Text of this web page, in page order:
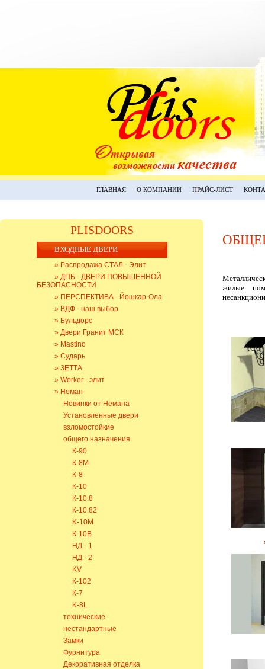
ГЛАВНАЯ О КОМПАНИИ ПРАЙС-ЛИСТ
PLISDOORS
ВХОДНЫЕ ДВЕРИ
» Распродажа СТАЛ - Элит
» ДПБ - ДВЕРИ ПОВЫШЕННОЙ
БЕЗОПАСНОСТИ
» ПЕРСПЕКТИВА - Йошкар-Ола
» ВДФ - наш выбор
» Бульдорс
» Двери Гранит МСК
» Mastino
» Сударь
» ЗЕТТА
» Werker - элит
» Неман
Новинки от Немана
Установленные двери
взломостойкие
общего назначения
К-90
К-8М
К-8
К-10
К-10.8
К-10.82
K-10M
К-10В
НД - 1
НД - 2
KV
К-102
К-7
K-8L
технические
нестандартные
Замки
Фурнитура
Декоративная отделка
жилые